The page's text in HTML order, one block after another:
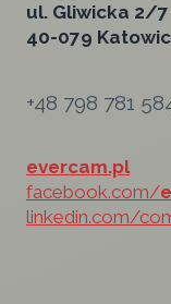
ul. Gliwicka 2/7
40-079
+48 798 781
evercam.pl
facebook.com/
linkedin.com/